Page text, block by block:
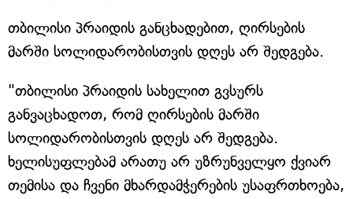
თბილისი პრაიდის განცხადებით, ღირსების
მარში სოლიდარობისთვის დღეს არ შედგება.
"თბილისი პრაიდის სახელით გვსურს
განვაცხადოთ, რომ ღირსების მარში
სოლიდარობისთვის დღეს არ შედგება.
ხელისუფლებამ არათუ არ უზრუნველყო ქვიარ
თემისა და ჩვენი მხარდამჭერების უსაფრთხოება,